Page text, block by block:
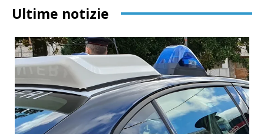
Ultime notizie